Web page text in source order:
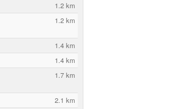
1.2 km
1.2 km
1.4 km
1.4 km
1.7 km
2.1 km